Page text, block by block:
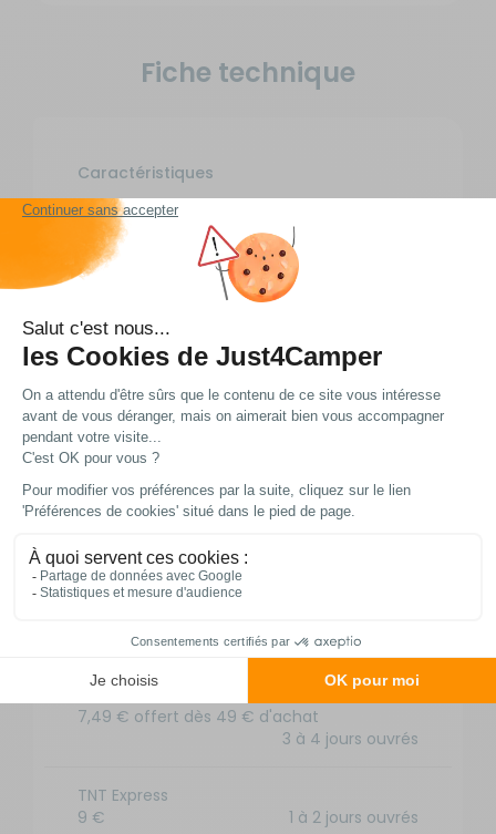
Fiche technique
Caractéristiques
Modèle :
Antennes
hertziennes et
antennes satellites
EAN :
Livraison et retour
DPD Relais
3 à 4 jours ouvrés
7,49 € offert dès 49 € d'achat
3 à 4 jours ouvrés
TNT Express
9 €
1 à 2 jours ouvrés